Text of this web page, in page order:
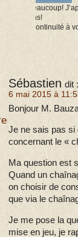
Merci beaucoup!
questions!
Bonne continuité à
Sébastien dit :
6 mai 2015 à
Bonjour M.
Je ne sais pas si
concernant le «
Ma question est
Quand un
on choisir de
que via le
Je me pose la
mise en jeu, je